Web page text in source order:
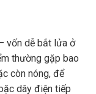
vốn dễ bắt lửa ở
thường gặp bao
còn nóng, để
dây điện tiếp